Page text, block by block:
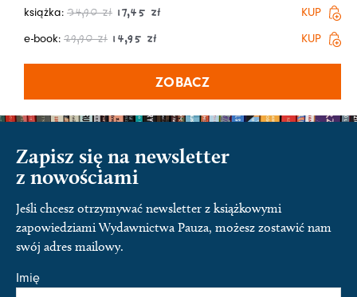
książka: 34,90zł 17,45 zł
KUP
e-book: 29,90zł 14,95 zł KUP
ZOBACZ
Zapisz się na newsletter
z nowościami
Jeśli chcesz otrzymywać newsletter z książkowymi
zapowiedziami Wydawnictwa Pauza, możesz zostawić nam
swój adres mailowy.
Imię